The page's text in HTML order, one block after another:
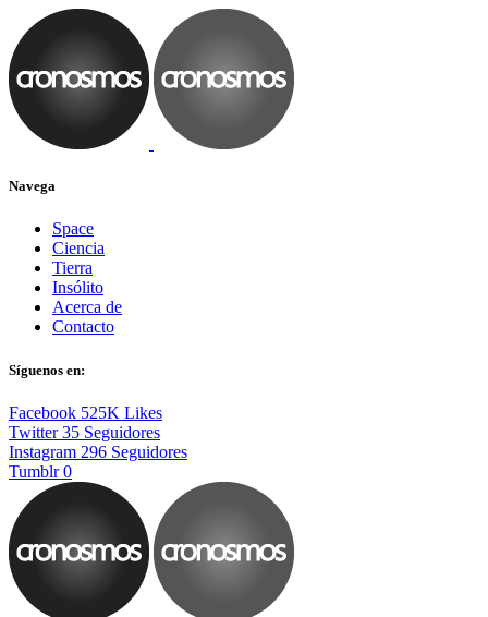
Navega
Space
Ciencia
Tierra
Insólito
Acerca de
Contacto
Síguenos en:
Facebook 525K Likes
Twitter 35 Seguidores
Instagram 296 Seguidores
Tumblr 0